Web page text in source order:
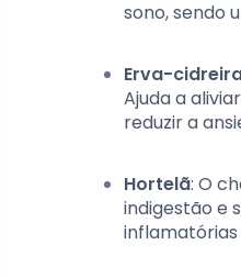
sono, sendo
Erva-
Ajuda a
reduzir a
Hortelã: O
indigestão e